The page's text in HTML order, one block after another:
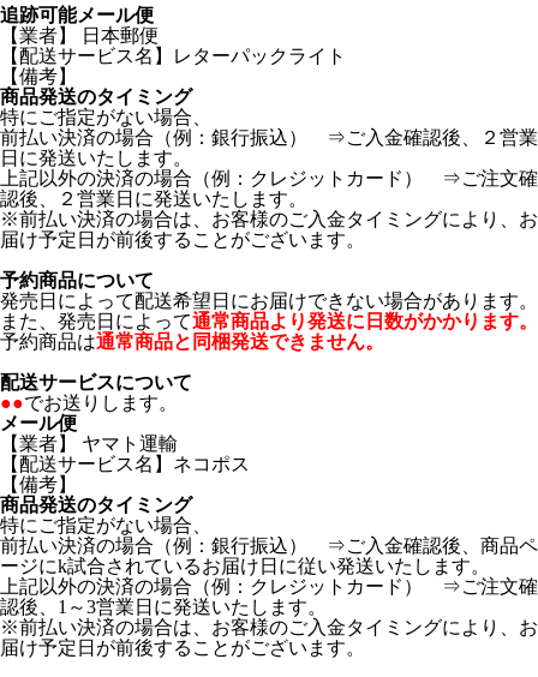
追跡可能メール便
【業者】 日本郵便
【配送サービス名】レターパックライト
【備考】
商品発送のタイミング
特にご指定がない場合、
前払い決済の場合（例：銀行振込） ⇒ご入金確認後、２営業
日に発送いたします。
上記以外の決済の場合（例：クレジットカード） ⇒ご注文確
認後、２営業日に発送いたします。
※前払い決済の場合は、お客様のご入金タイミングにより、お
届け予定日が前後することがございます。
予約商品について
発売日によって配送希望日にお届けできない場合があります。
また、発売日によって通常商品より発送に日数がかかります。
予約商品は通常商品と同梱発送できません。
配送サービスについて
●●でお送りします。
メール便
【業者】 ヤマト運輸
【配送サービス名】ネコポス
【備考】
商品発送のタイミング
特にご指定がない場合、
前払い決済の場合（例：銀行振込） ⇒ご入金確認後、商品ペ
ージにk試合されているお届け日に従い発送いたします。
上記以外の決済の場合（例：クレジットカード） ⇒ご注文確
認後、1～3営業日に発送いたします。
※前払い決済の場合は、お客様のご入金タイミングにより、お
届け予定日が前後することがございます。